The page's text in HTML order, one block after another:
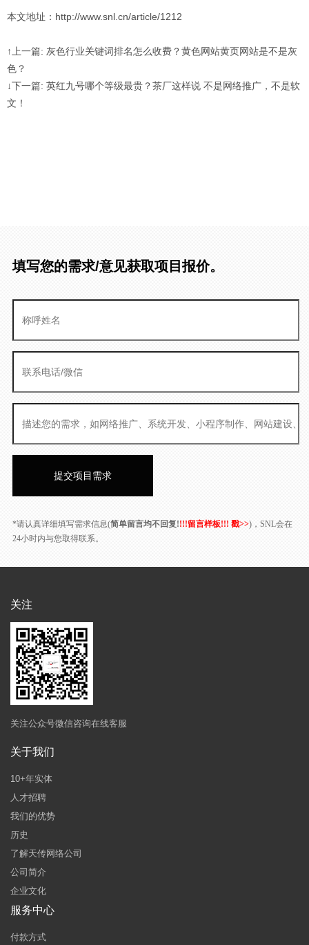
本文地址：http://www.snl.cn/article/1212
↑上一篇: 灰色行业关键词排名怎么收费？黄色网站黄页网站是不是灰
色？
↓下一篇: 英红九号哪个等级最贵？茶厂这样说 不是网络推广，不是软
文！
填写您的需求/意见获取项目报价。
*请认真详细填写需求信息(简单留言均不回复!!!!留言样板!!! 戳>>)，SNL会在
24小时内与您取得联系。
关注
关注公众号微信咨询在线客服
关于我们
10+年实体
人才招聘
我们的优势
历史
了解天传网络公司
公司简介
企业文化
服务中心
付款方式